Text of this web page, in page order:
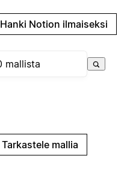
Hanki Notion ilmaiseksi
Tarkastele mallia